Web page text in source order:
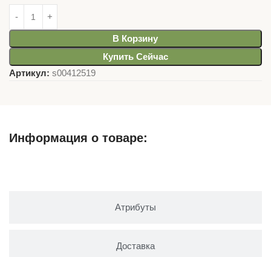
В Корзину
Купить Сейчас
Артикул: s00412519
Информация о товаре:
Атрибуты
Доставка